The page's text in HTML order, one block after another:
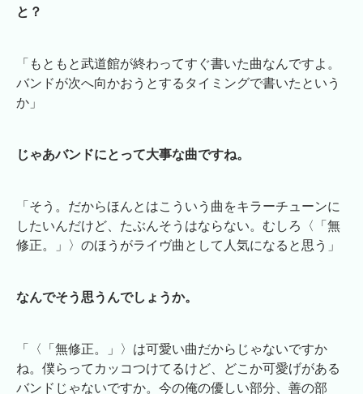
と？
「もともと武道館が終わってすぐ書いた曲なんですよ。
バンドが次へ向かおうとするタイミングで書いたという
か」
じゃあバンドにとって大事な曲ですね。
「そう。だからほんとはこういう曲をキラーチューンに
したいんだけど、たぶんそうはならない。むしろ〈「無
修正。」〉のほうがライヴ曲として人気になると思う」
なんでそう思うんでしょうか。
「〈「無修正。」〉は可愛い曲だからじゃないですか
ね。僕らってカッコつけてるけど、どこか可愛げがある
バンドじゃないですか。今の俺の優しい部分、善の部